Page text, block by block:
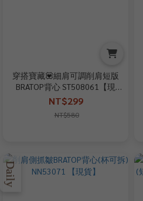
穿搭寶藏💟細肩可調削肩短版
BRATOP背心 ST508061【現
貨】
NT$299
NT$580
Daily